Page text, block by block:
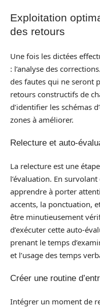
Exploitation
des retours
Une fois les dictées
: l’analyse des
des fautes qui ne seront
retours constructifs de
d’identifier les schémas
zones à améliorer.
Relecture et auto-
La relecture est une
l’évaluation. En
apprendre à porter
accents, la ponctuation,
être minutieusement
d’exécuter cette auto-
prenant le temps
et l’usage des temps
Créer une routine
Intégrer un moment de